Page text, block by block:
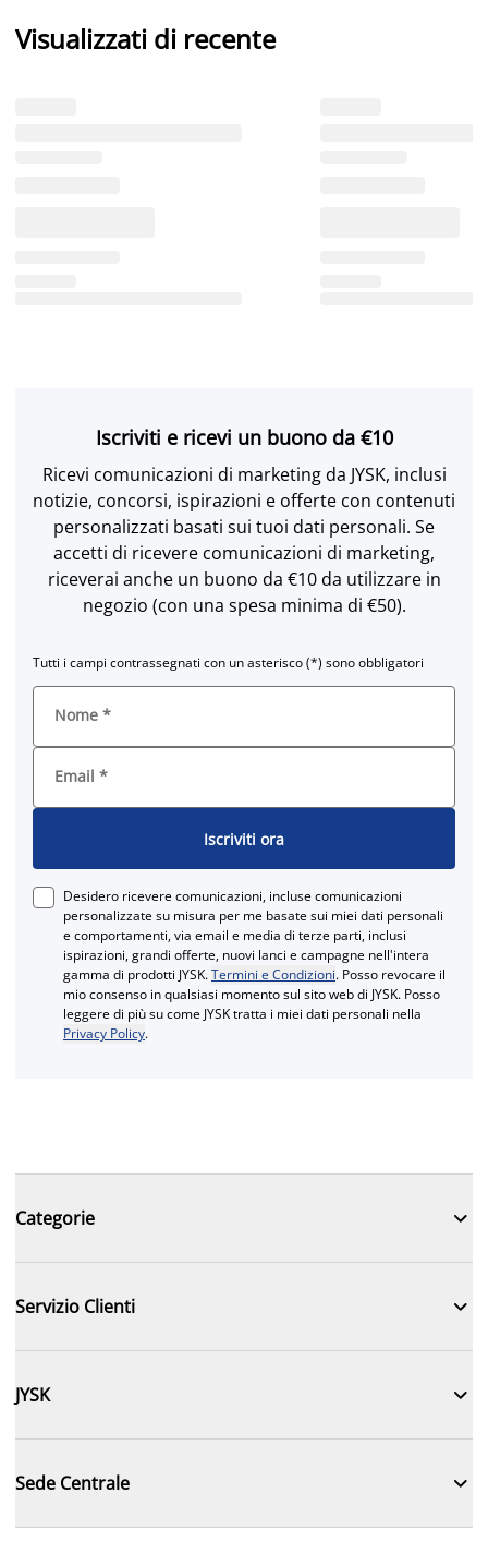
Visualizzati di recente
Iscriviti e ricevi un buono da €10
Ricevi comunicazioni di marketing da JYSK, inclusi
notizie, concorsi, ispirazioni e offerte con contenuti
personalizzati basati sui tuoi dati personali. Se
accetti di ricevere comunicazioni di marketing,
riceverai anche un buono da €10 da utilizzare in
negozio (con una spesa minima di €50).
Tutti i campi contrassegnati con un asterisco (*) sono obbligatori
Nome *
Email *
Iscriviti ora
Desidero ricevere comunicazioni, incluse comunicazioni
personalizzate su misura per me basate sui miei dati personali
e comportamenti, via email e media di terze parti, inclusi
ispirazioni, grandi offerte, nuovi lanci e campagne nell'intera
gamma di prodotti JYSK.Termini e Condizioni. Posso revocare il
mio consenso in qualsiasi momento sul sito web di JYSK. Posso
leggere di più su come JYSK tratta i miei dati personali nella
Privacy Policy.
Categorie 
Servizio Clienti 
JYSK 
Sede Centrale 